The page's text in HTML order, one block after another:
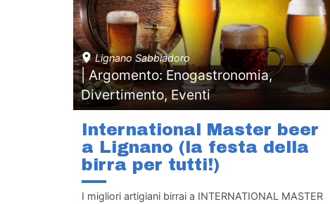
Lignano Sabbiadoro
| Argomento: Enogastronomia,
Divertimento, Eventi
International Master beer
a Lignano (la festa della
birra per tutti!)
I migliori artigiani birrai a INTERNATIONAL MASTER